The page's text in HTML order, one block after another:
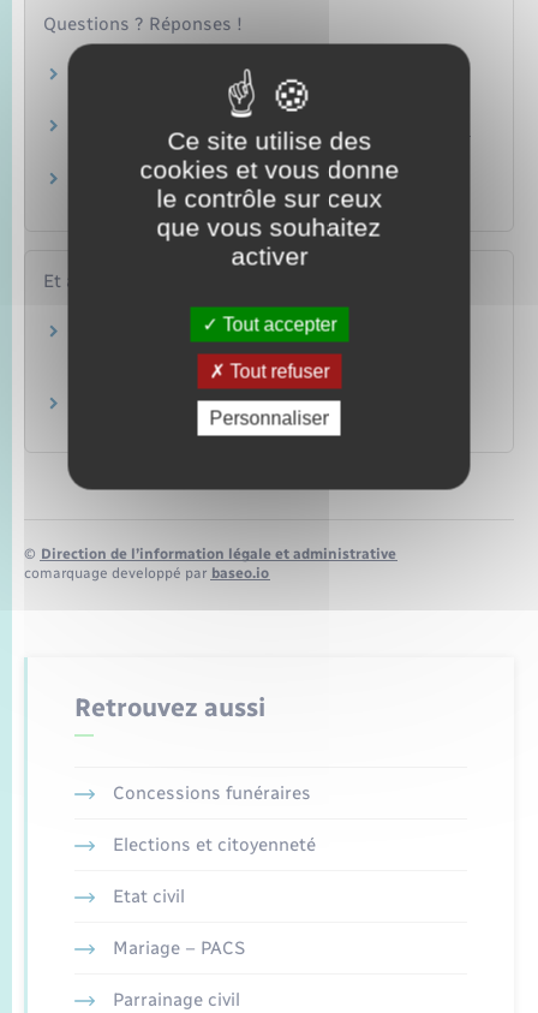
Questions ? Réponses !
Qu'est-ce qu'une cérémonie de citoyenneté et
de remise des cartes électorales ?
Quelles sont les dates des prochaines élections
Peut-on voter sans avoir signalé son
déménagement ?
Et aussi
Élections : papiers d'identité à présenter pour
Papiers – Citoyenneté – Élections
Carte électorale
Papiers – Citoyenneté – Élections
© Direction de l’information légale et administrative
comarquage developpé par baseo.io
Retrouvez aussi
Concessions funéraires
Elections et citoyenneté
Etat civil
Mariage – PACS
Parrainage civil
Ce site utilise des
cookies et vous donne
le contrôle sur ceux
que vous souhaitez
activer
Tout accepter
Tout refuser
Personnaliser